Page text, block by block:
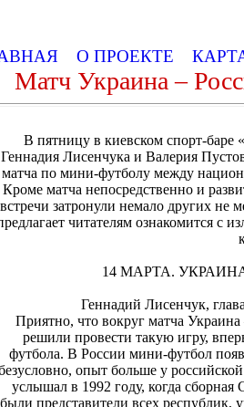
О ПРОЕКТЕ
Матч Украина –
В пятницу в киевском спорт-баре
Геннадия Лисенчука и Валерия
матча по мини-футболу между
Кроме матча непосредственно и
встречи затронули немало других не
читателям ознакомится с
14 МАРТА.
Геннадий Лисенчук,
Приятно, что вокруг матча
решили провести такую игру,
футбола. В России мини-футбол
опыт больше у
услышал в 1992 году, когда сборная
были представители всех республик,